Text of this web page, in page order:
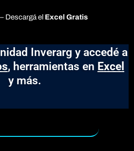
– Descargá el Excel Gratis
Inverarg y accedé a
, herramientas en Excel
y más.